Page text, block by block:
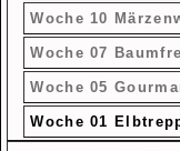
Woche 10
Woche 07
Woche 05
Woche 01